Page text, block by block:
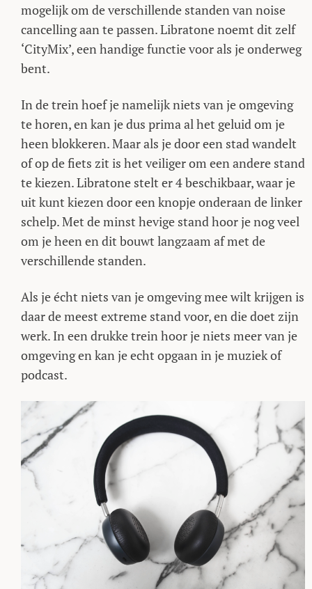
mogelijk om de verschillende standen van noise
cancelling aan te passen. Libratone noemt dit zelf
‘CityMix’, een handige functie voor als je onderweg
bent.
In de trein hoef je namelijk niets van je omgeving
te horen, en kan je dus prima al het geluid om je
heen blokkeren. Maar als je door een stad wandelt
of op de fiets zit is het veiliger om een andere stand
te kiezen. Libratone stelt er 4 beschikbaar, waar je
uit kunt kiezen door een knopje onderaan de linker
schelp. Met de minst hevige stand hoor je nog veel
om je heen en dit bouwt langzaam af met de
verschillende standen.
Als je écht niets van je omgeving mee wilt krijgen is
daar de meest extreme stand voor, en die doet zijn
werk. In een drukke trein hoor je niets meer van je
omgeving en kan je echt opgaan in je muziek of
podcast.